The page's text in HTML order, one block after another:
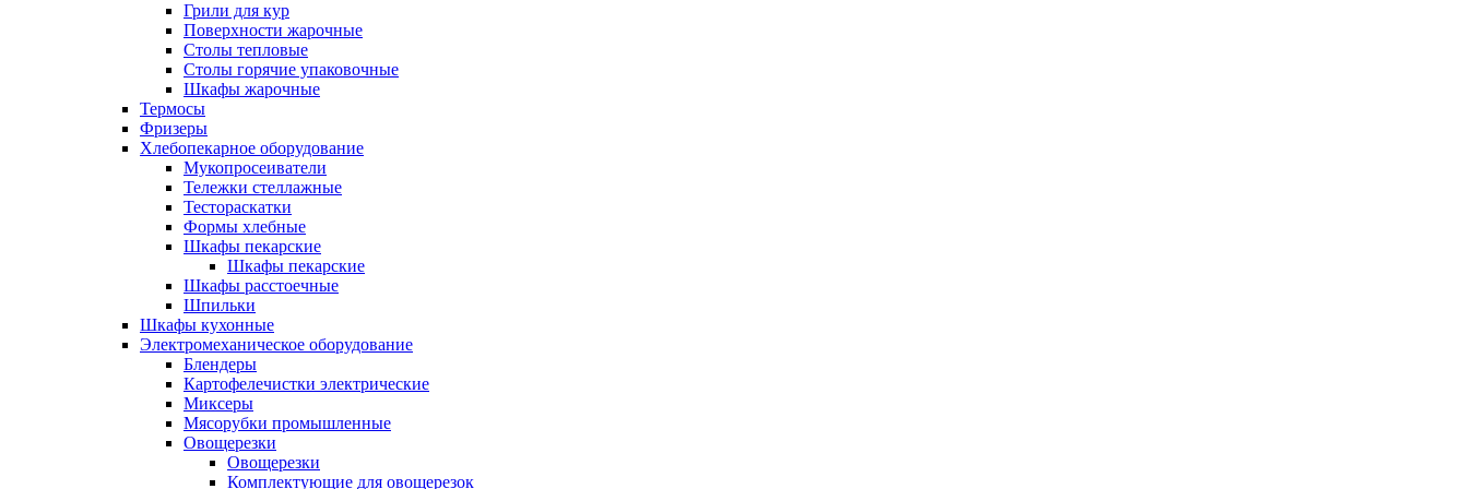
Грили для кур
Поверхности жарочные
Столы тепловые
Столы горячие упаковочные
Шкафы жарочные
Термосы
Фризеры
Хлебопекарное оборудование
Мукопросеиватели
Тележки стеллажные
Тестораскатки
Формы хлебные
Шкафы пекарские
Шкафы пекарские
Шкафы расстоечные
Шпильки
Шкафы кухонные
Электромеханическое оборудование
Блендеры
Картофелечистки электрические
Миксеры
Мясорубки промышленные
Овощерезки
Овощерезки
Комплектующие для овощерезок